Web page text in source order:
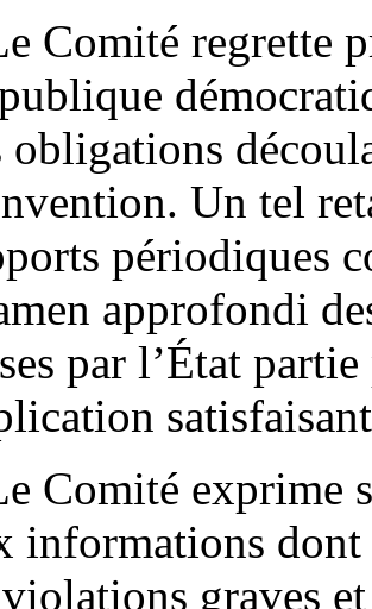
Comité regrette
obligations
Un tel
périodiques
approfondi
par l’État
Comité exprime
informations
graves